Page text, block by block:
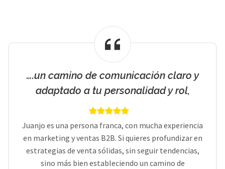
….un camino de comunicación claro y
adaptado a tu personalidad y rol,
Juanjo es una persona franca, con mucha experiencia
en marketing y ventas B2B. Si quieres profundizar en
estrategias de venta sólidas, sin seguir tendencias,
sino más bien estableciendo un camino de